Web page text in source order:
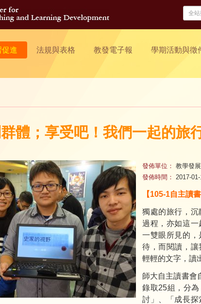
促進 法規與表格 教發電子報 學期活動與徵
體；享受吧！我們一起的旅
發佈單位： 教學發
發佈時間： 2017-
【105-1自主讀
獨處的旅行，沉
過程，亦如這一
一雙眼所見的，
待，而閱讀，讓
輕輕的文字，讀
師大自主讀書會
錄取25組，分
討」、「成長探